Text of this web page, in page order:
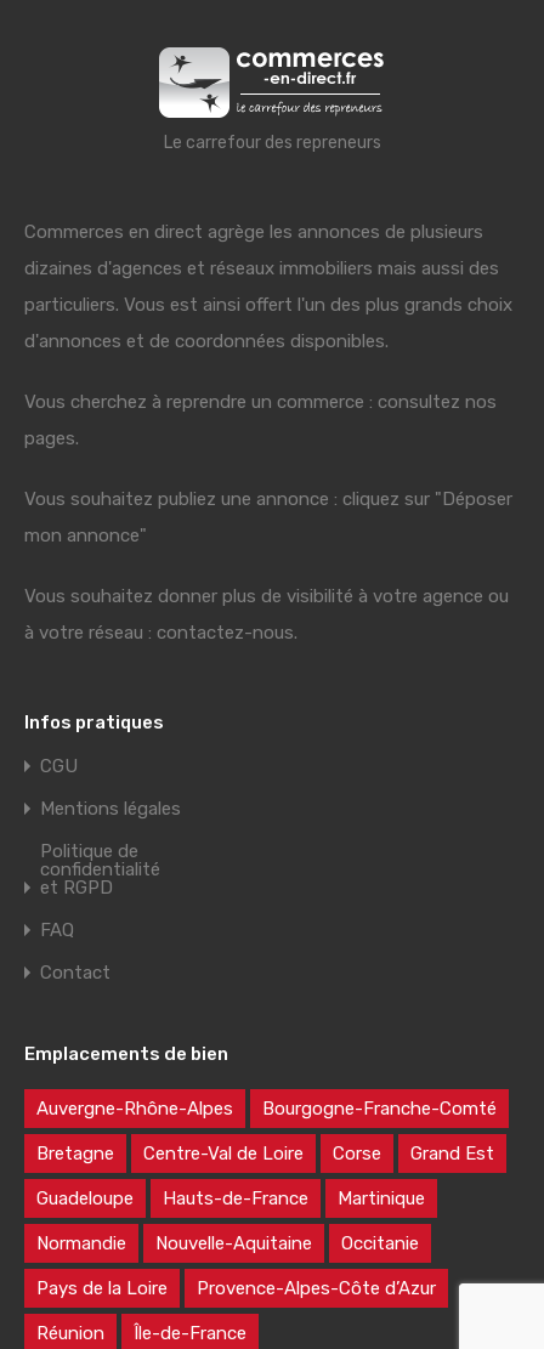
Le carrefour des repreneurs
Commerces en direct agrège les annonces de plusieurs
dizaines d'agences et réseaux immobiliers mais aussi des
particuliers. Vous est ainsi offert l'un des plus grands choix
d'annonces et de coordonnées disponibles.
Vous cherchez à reprendre un commerce : consultez nos
pages.
Vous souhaitez publiez une annonce : cliquez sur "Déposer
mon annonce"
Vous souhaitez donner plus de visibilité à votre agence ou
à votre réseau : contactez-nous.
Infos pratiques
CGU
Mentions légales
Politique de
confidentialité
et RGPD
FAQ
Contact
Emplacements de bien
Auvergne-Rhône-Alpes Bourgogne-Franche-Comté
Bretagne Centre-Val de Loire Corse Grand Est
Guadeloupe Hauts-de-France Martinique
Normandie Nouvelle-Aquitaine Occitanie
Pays de la Loire Provence-Alpes-Côte d’Azur
Réunion Île-de-France